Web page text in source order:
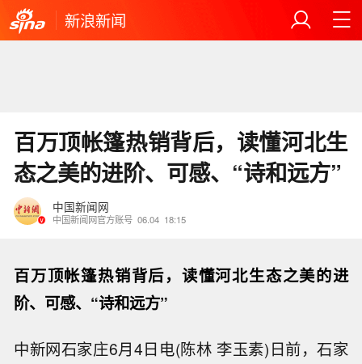
新浪新闻
百万顶帐篷热销背后，读懂河北生
态之美的进阶、可感、“诗和远方”
中国新闻网
中国新闻网官方账号 06.04 18:15
百万顶帐篷热销背后，读懂河北生态之美的进
阶、可感、“诗和远方”
中新网石家庄6月4日电(陈林 李玉素)日前，石家